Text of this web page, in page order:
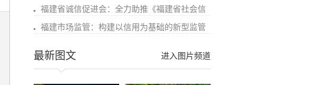
福建省诚信促进会：全力助推《福建省社会信
福建市场监管：构建以信用为基础的新型监管
进入图片频道
最新图文